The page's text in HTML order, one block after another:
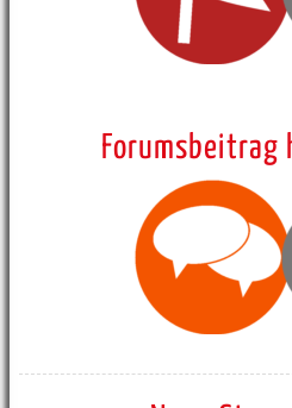
Forumsbeitrag